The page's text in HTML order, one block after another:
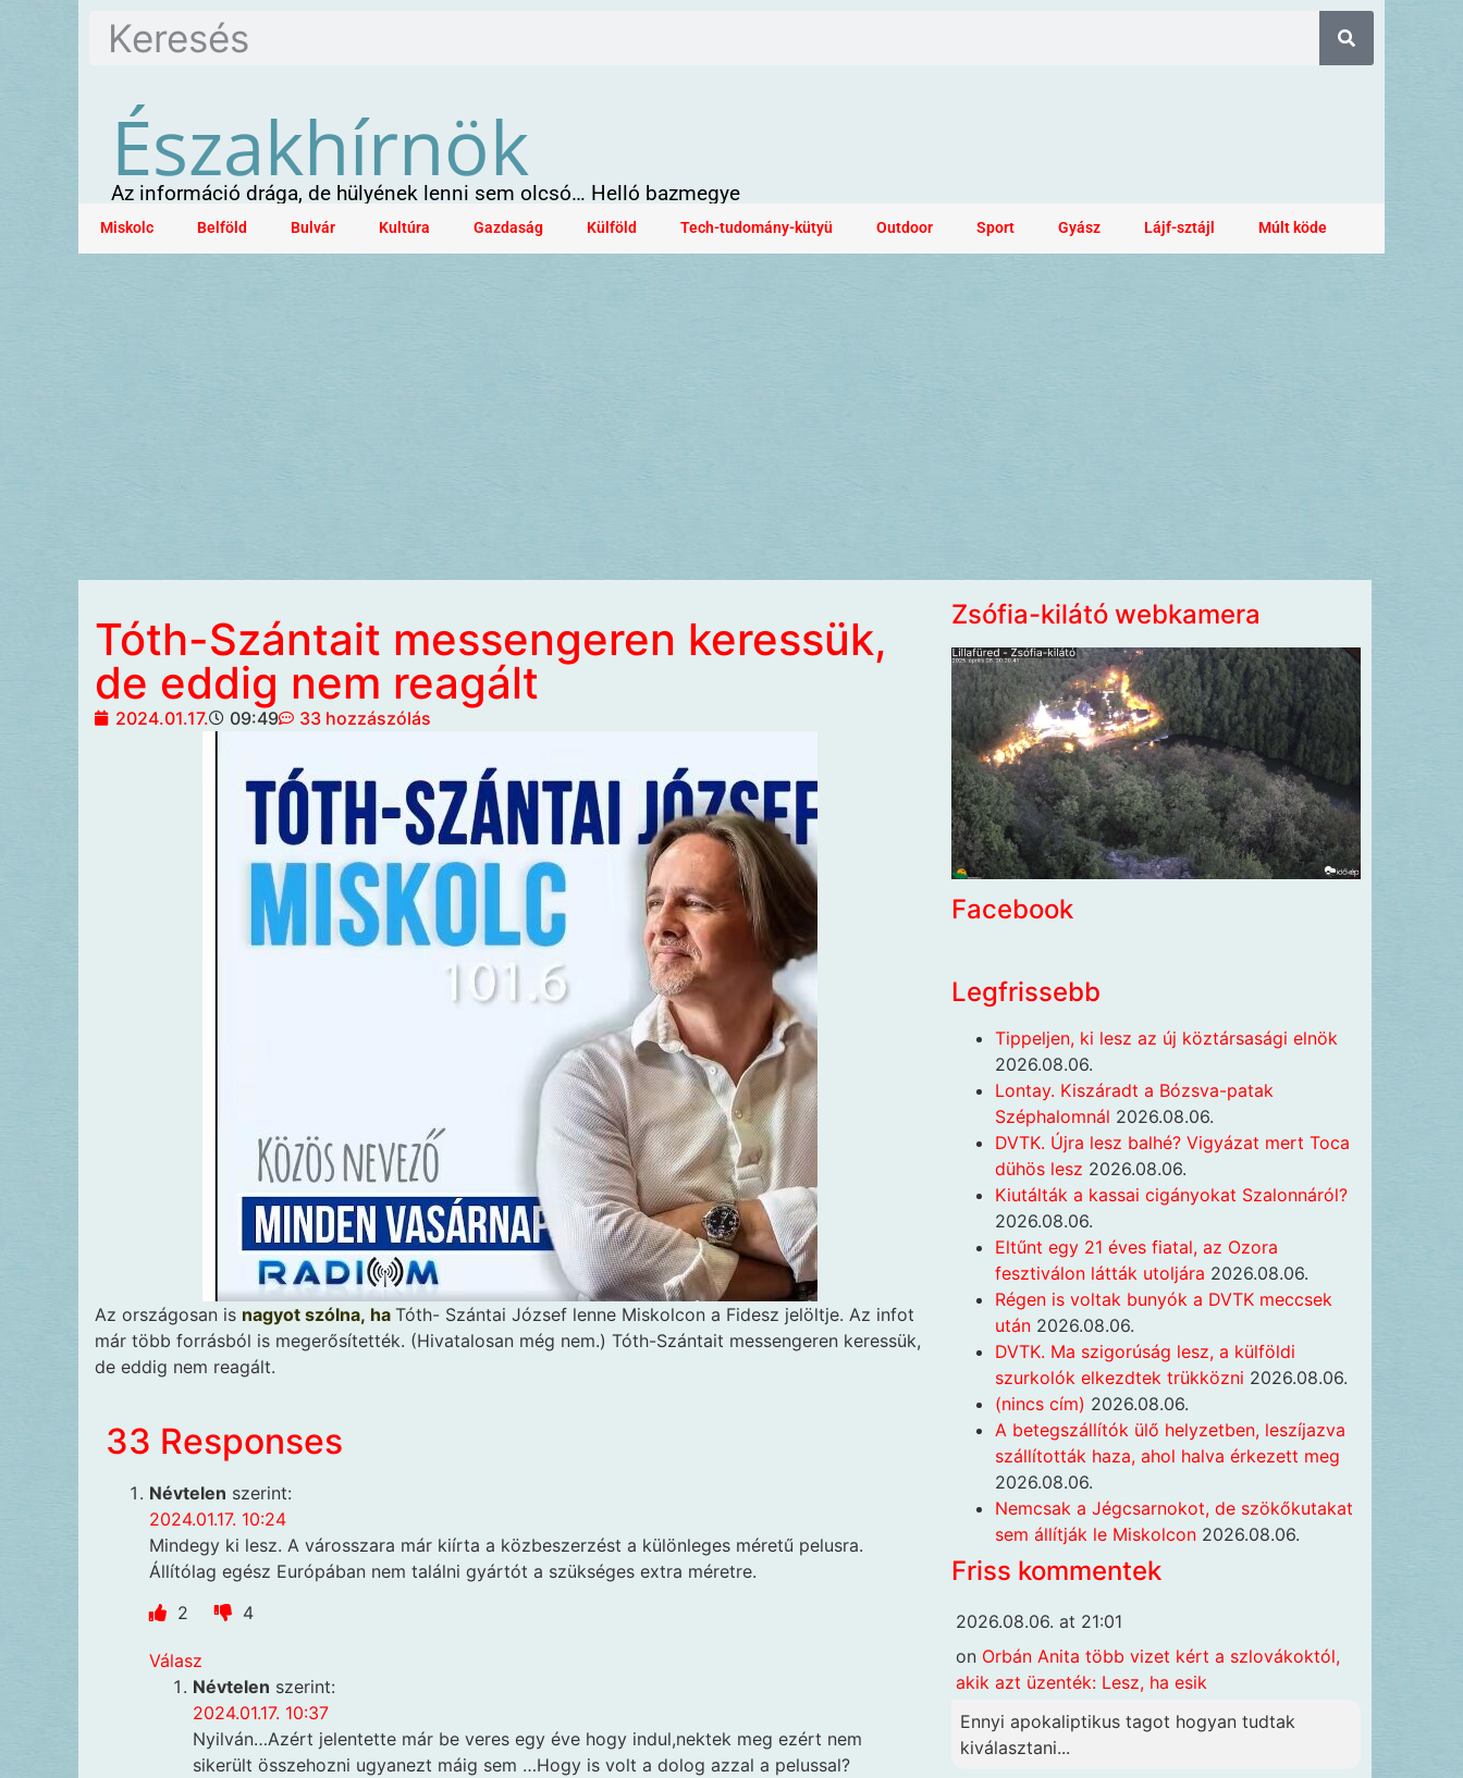
Északhírnök
Az információ drága, de hülyének lenni sem olcsó… Helló bazmegye
Miskolc Belföld Bulvár Kultúra Gazdaság Külföld Tech-tudomány-kütyü Outdoor Sport Gyász Lájf-sztájl Múlt köde
Tóth-Szántait messengeren keressük,
de eddig nem reagált
2024.01.17. 09:49 33 hozzászólás
Az országosan is nagyot szólna, ha Tóth- Szántai József lenne Miskolcon a Fidesz jelöltje. Az infot
már több forrásból is megerősítették. (Hivatalosan még nem.) Tóth-Szántait messengeren keressük,
de eddig nem reagált.
33 Responses
Névtelen szerint:
2024.01.17. 10:24
Mindegy ki lesz. A városszara már kiírta a közbeszerzést a különleges méretű pelusra.
Állítólag egész Európában nem találni gyártót a szükséges extra méretre.
2
4
Válasz
Névtelen szerint:
2024.01.17. 10:37
Nyilván…Azért jelentette már be veres egy éve hogy indul,nektek meg ezért nem
sikerült összehozni ugyanezt máig sem …Hogy is volt a dolog azzal a pelussal?
Zsófia-kilátó webkamera
Facebook
Legfrissebb
Tippeljen, ki lesz az új köztársasági elnök
2026.08.06.
Lontay. Kiszáradt a Bózsva-patak
Széphalomnál 2026.08.06.
DVTK. Újra lesz balhé? Vigyázat mert Toca
dühös lesz 2026.08.06.
Kiutálták a kassai cigányokat Szalonnáról?
2026.08.06.
Eltűnt egy 21 éves fiatal, az Ozora
fesztiválon látták utoljára 2026.08.06.
Régen is voltak bunyók a DVTK meccsek
után 2026.08.06.
DVTK. Ma szigorúság lesz, a külföldi
szurkolók elkezdtek trükközni 2026.08.06.
(nincs cím) 2026.08.06.
A betegszállítók ülő helyzetben, leszíjazva
szállították haza, ahol halva érkezett meg
2026.08.06.
Nemcsak a Jégcsarnokot, de szökőkutakat
sem állítják le Miskolcon 2026.08.06.
Friss kommentek
2026.08.06. at 21:01
on Orbán Anita több vizet kért a szlovákoktól,
akik azt üzenték: Lesz, ha esik
Ennyi apokaliptikus tagot hogyan tudtak
kiválasztani...